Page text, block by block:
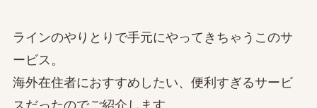
ラインのやりとりで手元にやってきちゃうこのサ
ービス。
海外在住者におすすめしたい、便利すぎるサービ
スだったのでご紹介します。